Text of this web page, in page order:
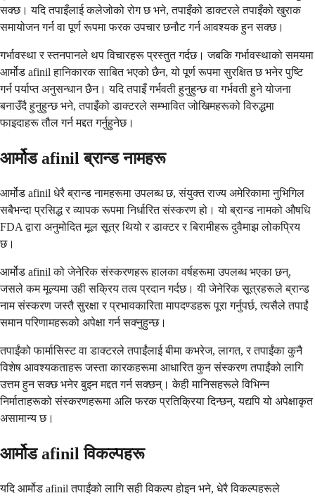
सक्छ। यदि तपाइँलाई कलेजोको रोग छ भने, तपाइँको डाक्टरले तपाइँको खुराक
समायोजन गर्न वा पूर्ण रूपमा फरक उपचार छनौट गर्न आवश्यक हुन सक्छ।
गर्भावस्था र स्तनपानले थप विचारहरू प्रस्तुत गर्दछ। जबकि गर्भावस्थाको समयमा
आर्मोड afinil हानिकारक साबित भएको छैन, यो पूर्ण रूपमा सुरक्षित छ भनेर पुष्टि
गर्न पर्याप्त अनुसन्धान छैन। यदि तपाइँ गर्भवती हुनुहुन्छ वा गर्भवती हुने योजना
बनाउँदै हुनुहुन्छ भने, तपाइँको डाक्टरले सम्भावित जोखिमहरूको विरुद्धमा
फाइदाहरू तौल गर्न मद्दत गर्नुहुनेछ।
आर्मोड afinil ब्रान्ड नामहरू
आर्मोड afinil धेरै ब्रान्ड नामहरूमा उपलब्ध छ, संयुक्त राज्य अमेरिकामा नुभिगिल
सबैभन्दा प्रसिद्ध र व्यापक रूपमा निर्धारित संस्करण हो। यो ब्रान्ड नामको औषधि
FDA द्वारा अनुमोदित मूल सूत्र थियो र डाक्टर र बिरामीहरू दुवैमाझ लोकप्रिय
छ।
आर्मोड afinil को जेनेरिक संस्करणहरू हालका वर्षहरूमा उपलब्ध भएका छन्,
जसले कम मूल्यमा उही सक्रिय तत्व प्रदान गर्दछ। यी जेनेरिक सूत्रहरूले ब्रान्ड
नाम संस्करण जस्तै सुरक्षा र प्रभावकारिता मापदण्डहरू पूरा गर्नुपर्छ, त्यसैले तपाईं
समान परिणामहरूको अपेक्षा गर्न सक्नुहुन्छ।
तपाईंको फार्मासिस्ट वा डाक्टरले तपाईंलाई बीमा कभरेज, लागत, र तपाईंका कुनै
विशेष आवश्यकताहरू जस्ता कारकहरूमा आधारित कुन संस्करण तपाईंको लागि
उत्तम हुन सक्छ भनेर बुझ्न मद्दत गर्न सक्छन्। केही मानिसहरूले विभिन्न
निर्माताहरूको संस्करणहरूमा अलि फरक प्रतिक्रिया दिन्छन्, यद्यपि यो अपेक्षाकृत
असामान्य छ।
आर्मोड afinil विकल्पहरू
यदि आर्मोड afinil तपाईंको लागि सही विकल्प होइन भने, धेरै विकल्पहरूले